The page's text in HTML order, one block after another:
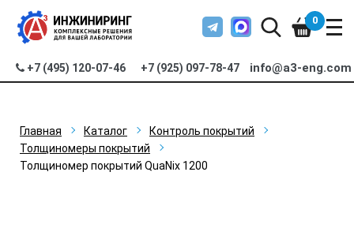
+7 (495) 120-07-46 +7 (925) 097-78-47 info@a3-eng.com
0
Главная Каталог
Контроль покрытий
Толщиномеры покрытий
Толщиномер покрытий QuaNix 1200